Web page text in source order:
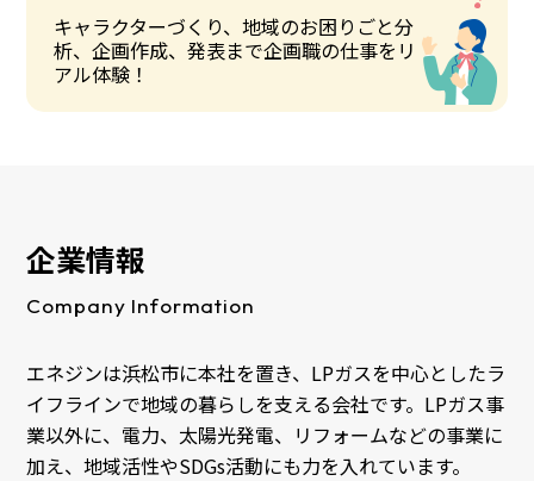
キャラクターづくり、地域のお困りごと分
析、企画作成、発表まで企画職の仕事をリ
アル体験！
企業情報
Company Information
エネジンは浜松市に本社を置き、LPガスを中心としたラ
イフラインで地域の暮らしを支える会社です。LPガス事
業以外に、電力、太陽光発電、リフォームなどの事業に
加え、地域活性やSDGs活動にも力を入れています。